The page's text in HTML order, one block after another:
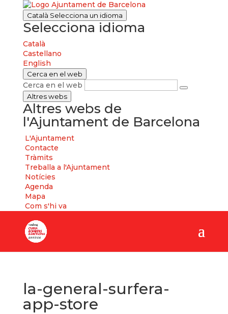
Català Selecciona un idioma
Selecciona idioma
Català
Castellano
English
Cerca en el web
Cerca en el web
Altres webs
Altres webs de
l'Ajuntament de Barcelona
L'Ajuntament
Contacte
Tràmits
Treballa a l'Ajuntament
Notícies
Agenda
Mapa
Com s'hi va
la-general-surfera-
app-store